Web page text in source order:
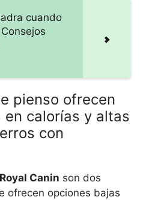
cuando
pienso ofrecen
en calorías y altas
con
Royal Canin son dos
ofrecen opciones bajas